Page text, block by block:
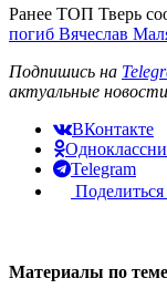
Ранее ТОП Тверь
погиб Вячеслав
Подпишись на
актуальные
ВКонтакте
Telegram
Материалы по теме